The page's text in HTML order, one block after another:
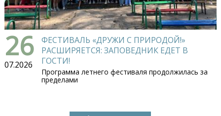
26
07.2026
ФЕСТИВАЛЬ «ДРУЖИ С ПРИРОДОЙ!»
РАСШИРЯЕТСЯ: ЗАПОВЕДНИК ЕДЕТ В
ГОСТИ!
Программа летнего фестиваля продолжилась за
пределами